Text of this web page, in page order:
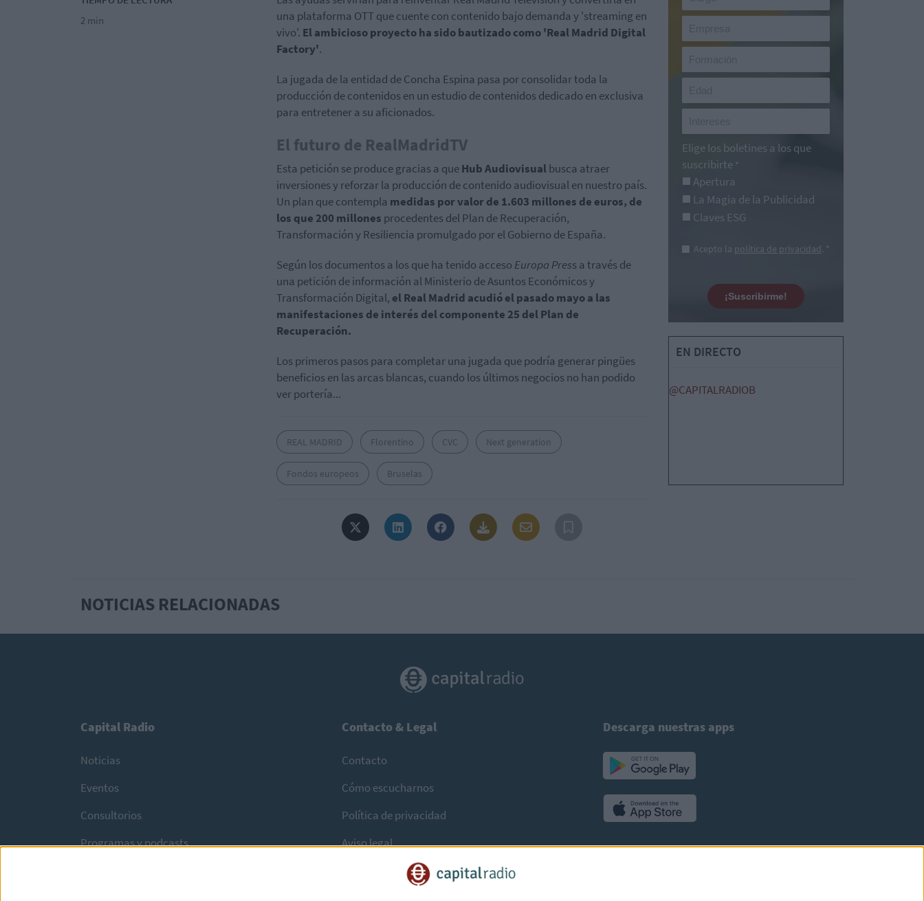
2 min
una plataforma OTT que cuente con contenido bajo demanda y 'streaming en
vivo'. El ambicioso proyecto ha sido bautizado como 'Real Madrid Digital
Factory'.
La jugada de la entidad de Concha Espina pasa por consolidar toda la
producción de contenidos en un estudio de contenidos dedicado en exclusiva
para entretener a su aficionados.
El futuro de RealMadridTV
Esta petición se produce gracias a queHub Audiovisualbusca atraer
inversiones y reforzar la producción de contenido audiovisual en nuestro país.
Un plan que contempla medidas por valor de 1.603 millones de euros, de
los que 200 millones procedentes del Plan de Recuperación,
Transformación y Resiliencia promulgado por el Gobierno de España.
Según los documentos a los que ha tenido acceso Europa Press a través de
una petición de información al Ministerio de Asuntos Económicos y
Transformación Digital, el Real Madrid acudió el pasado mayo a las
manifestaciones de interés del componente 25 del Plan de
Recuperación.
Los primeros pasos para completar una jugada que podría generar pingües
beneficios en las arcas blancas, cuando los últimos negocios no han podido
ver portería...
REAL MADRID Florentino CVC Next generation
Fondos europeos Bruselas
Elige los boletines a los que
suscribirte *
Apertura
La Magia de la Publicidad
Claves ESG
Acepto la política de privacidad. *
¡Suscribirme!
EN DIRECTO
@CAPITALRADIOB
NOTICIAS RELACIONADAS
Capital Radio
Noticias
Eventos
Consultorios
Programas y podcasts
Contacto & Legal
Contacto
Cómo escucharnos
Política de privacidad
Aviso legal
Descarga nuestras apps